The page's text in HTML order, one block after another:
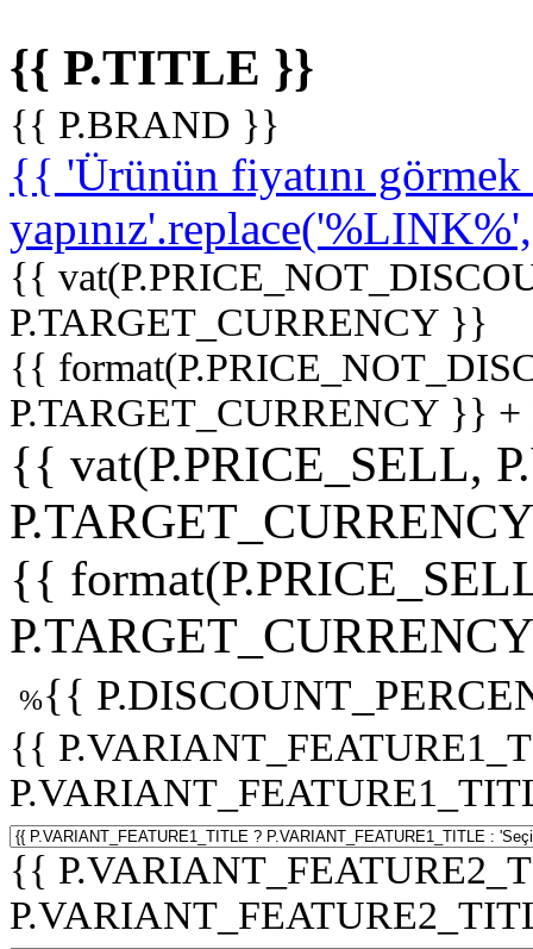
{{ P.TITLE }}
{{ P.BRAND }}
{{ 'Ürünün fiyatını
{{
P.TARGET_CURRENCY }}
{{
P.TARGET_CURRENCY }}
{{ vat(P.PRICE_SELL,
{{
%{{
{{
{{